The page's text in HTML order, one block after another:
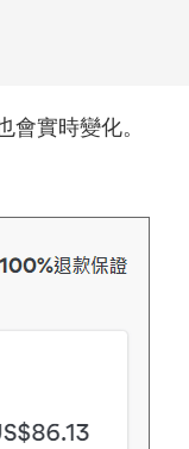
實時變化。